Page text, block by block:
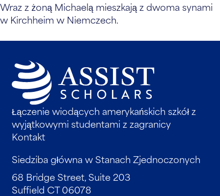
Wraz z żoną Michaelą mieszkają z dwoma synami
w Kirchheim w Niemczech.
Łączenie wiodących amerykańskich szkół z
wyjątkowymi studentami z zagranicy
Kontakt
Siedziba główna w Stanach Zjednoczonych
68 Bridge Street, Suite 203
Suffield CT 06078